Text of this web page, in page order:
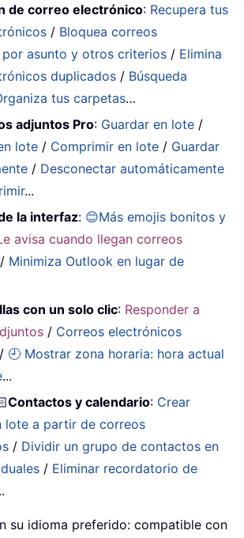
de correo electrónico: Recupera tus
/ Bloquea correos
asunto y otros criterios / Elimina
duplicados / Búsqueda
tus carpetas…
adjuntos Pro: Guardar en lote /
lote / Comprimir en lote / Guardar
/ Desconectar automáticamente
...
la interfaz: 😊Más emojis bonitos y
avisa cuando llegan correos
/ Minimiza Outlook en lugar de
con un solo clic: Responder a
/ Correos electrónicos
/ 🕘 Mostrar zona horaria: hora actual
...
Contactos y calendario: Crear
lote a partir de correos
/ Dividir un grupo de contactos en
/ Eliminar recordatorio de
su idioma preferido: compatible con